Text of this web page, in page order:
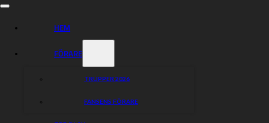
HEM
FÖRARE
TRUPPER 2026
FANSENS FÖRARE